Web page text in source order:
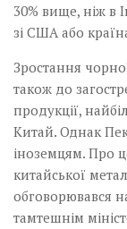
30% вище, ніж в
зі США або
Зростання
також до
продукції,
Китай. Однак
іноземцям. Про
китайської
обговорювався
тамтешнім